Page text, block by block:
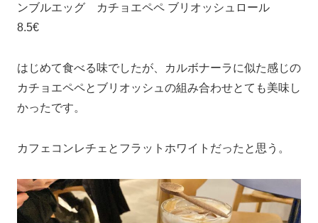
ンブルエッグ カチョエペペ ブリオッシュロール
8.5€
はじめて食べる味でしたが、カルボナーラに似た感じの
カチョエペペとブリオッシュの組み合わせとても美味し
かったです。
カフェコンレチェとフラットホワイトだったと思う。